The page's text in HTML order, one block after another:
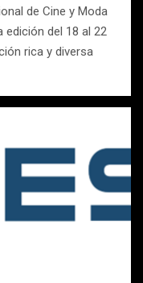
de Cine y Moda
edición del 18 al 22
rica y diversa